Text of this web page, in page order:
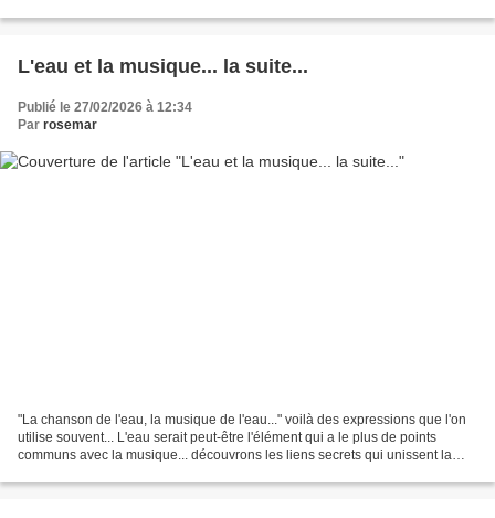
L'eau et la musique... la suite...
Publié le 27/02/2026 à 12:34
Par rosemar
"La chanson de l'eau, la musique de l'eau..." voilà des expressions que l'on
utilise souvent... L'eau serait peut-être l'élément qui a le plus de points
communs avec la musique... découvrons les liens secrets qui unissent la